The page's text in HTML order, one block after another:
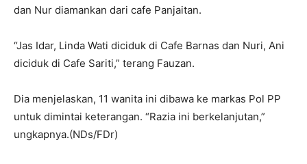
dan Nur diamankan dari cafe Panjaitan.
“Jas Idar, Linda Wati diciduk di Cafe Barnas dan Nuri, Ani
diciduk di Cafe Sariti,” terang Fauzan.
Dia menjelaskan, 11 wanita ini dibawa ke markas Pol PP
untuk dimintai keterangan. “Razia ini berkelanjutan,”
ungkapnya.(NDs/FDr)